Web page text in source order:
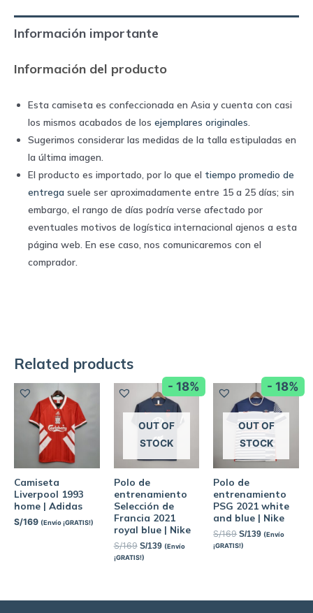
away
|
quantity
Información importante
Información del producto
Esta camiseta es confeccionada en Asia y cuenta con casi
los mismos acabados de los ejemplares originales.
Sugerimos considerar las medidas de la talla estipuladas en
la última imagen.
El producto es importado, por lo que el tiempo promedio de
entrega suele ser aproximadamente entre 15 a 25 días; sin
embargo, el rango de días podría verse afectado por
eventuales motivos de logística internacional ajenos a esta
página web. En ese caso, nos comunicaremos con el
comprador.
Related products
Camiseta
Liverpool 1993
home | Adidas
S/169 (Envío ¡GRATIS!)
- 18%
OUT OF
STOCK
Polo de
entrenamiento
Selección de
Francia 2021
royal blue | Nike
S/169 S/139 (Envío
¡GRATIS!)
- 18%
OUT OF
STOCK
Polo de
entrenamiento
PSG 2021 white
and blue | Nike
S/169 S/139 (Envío
¡GRATIS!)